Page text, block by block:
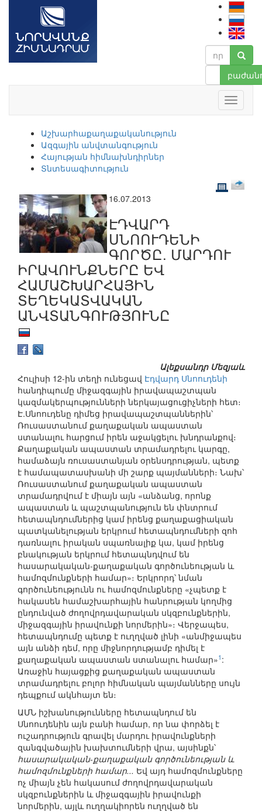
Աշխարհաքաղաքականություն
Ազգային անվտանգություն
Հայության հիմնախնդիրներ
Տնտեսագիտություն
16.07.2013
ԷԴՎԱՐԴ
ՍՆՈՈՒԴԵՆԻ
ԳՈՐԾԸ. ՄԱՐԴՈՒ
ԻՐԱՎՈՒՆՔՆԵՐԸ ԵՎ
ՀԱՄԱՇԽԱՐՀԱՅԻՆ
ՏԵՂԵԿԱՏՎԱԿԱՆ
ԱՆՎՏԱՆԳՈՒԹՅՈՒՆԸ
Ալեքսանդր Մեզյաև
Հուլիսի 12-ին տեղի ունեցավ Էդվարդ Սնոուդենի
հանդիպումը միջազգային իրավապաշտպան
կազմակերպությունների ներկայացուցիչների հետ։
Է.Սնոուդենը դիմեց իրավապաշտպաններին՝
Ռուսաստանում քաղաքական ապաստան
ստանալու հարցում իրեն աջակցելու խնդրանքով։
Քաղաքական ապաստան տրամադրելու կարգը,
համաձայն ռուսաստանյան օրենսդրության, պետք
է համապատասխանի մի շարք պայմանների։ Նախ՝
Ռուսաստանում քաղաքական ապաստան
տրամադրվում է միայն այն «անձանց, որոնք
ապաստան և պաշտպանություն են փնտրում
հետապնդումներից կամ իրենց քաղաքացիական
պատկանելության երկրում հետապնդումների զոհ
դառնալու իրական սպառնալիք կա, կամ իրենց
բնակության երկրում հետապնդվում են
հասարակական-քաղաքական գործունեության և
համոզմունքների համար»։ Երկրորդ՝ նման
գործունեությունն ու համոզմունքները «չպետք է
հակասեն համաշխարհային հանրության կողմից
ընդունված ժողովրդավարական սկզբունքներին,
միջազգային իրավունքի նորմերին»։ Վերջապես,
հետապնդումը պետք է ուղղված լինի «անմիջապես
այն անձի դեմ, որը միջնորդությամբ դիմել է
քաղաքական ապաստան ստանալու համար»1 :
Առաջին հայացքից քաղաքական ապաստան
տրամադրելու բոլոր հիմնական պայմանները սույն
դեպքում ակնհայտ են։
ԱՄՆ իշխանությունները հետապնդում են
Սնոուդենին այն բանի համար, որ նա փորձել է
ուշադրություն գրավել մարդու իրավունքների
զանգվածային խախտումների վրա, այսինքն՝
հասարակական-քաղաքական գործունեության և
համոզմունքների համար... Եվ այդ համոզմունքները
ոչ միայն չեն հակասում ժողովրդավարական
սկզբունքներին և միջազգային իրավունքի
նորմերին, այլև ուղղակիորեն ուղղված են